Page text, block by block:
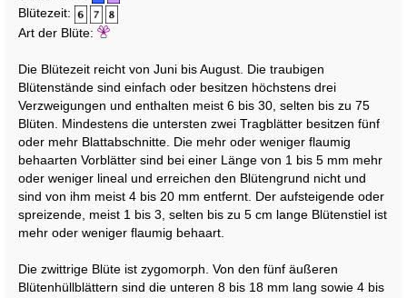
Blütezeit:
Art der Blüte:
Die Blütezeit reicht von Juni bis August. Die traubigen
Blütenstände sind einfach oder besitzen höchstens drei
Verzweigungen und enthalten meist 6 bis 30, selten bis zu 75
Blüten. Mindestens die untersten zwei Tragblätter besitzen fünf
oder mehr Blattabschnitte. Die mehr oder weniger flaumig
behaarten Vorblätter sind bei einer Länge von 1 bis 5 mm mehr
oder weniger lineal und erreichen den Blütengrund nicht und
sind von ihm meist 4 bis 20 mm entfernt. Der aufsteigende oder
spreizende, meist 1 bis 3, selten bis zu 5 cm lange Blütenstiel ist
mehr oder weniger flaumig behaart.
Die zwittrige Blüte ist zygomorph. Von den fünf äußeren
Blütenhüllblättern sind die unteren 8 bis 18 mm lang sowie 4 bis